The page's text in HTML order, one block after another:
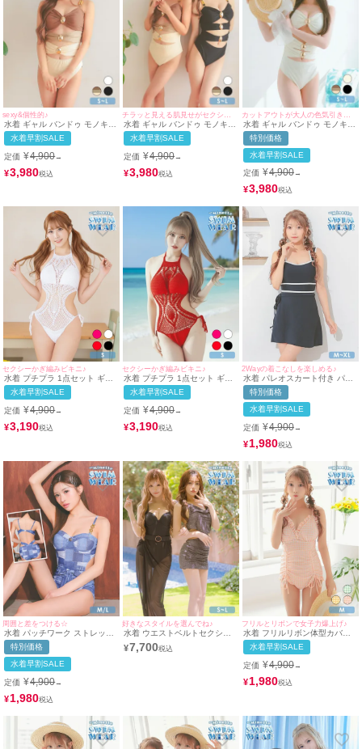
sexy&個性的♪
水着 ギャル バンドゥ モノキニ
シャーリング カットアウト ビ
キニ (ブラウン×ベージュ/早河
ルカ着用 ブラック/若林萌々着
用)
水着早割SALE
定価 ¥4,900→
¥3,980
水着 ギャル バンドゥ モノキニ
シャーリング カットアウト ビ
キニ (ブラウン×ベージュ/早河
ルカ着用 ブラック/若林萌々着
用)
水着早割SALE
定価 ¥4,900→
¥3,980
水着 ギャル バンドゥ モノキニ
シャーリング カットアウト ビ
キニ (アイボリー/雨宮由乙花着
用)
特別価格
水着早割SALE
定価 ¥4,900→
¥3,980
セクシーかぎ編みビキニ♪
水着 プチプラ 1点セット ギャ
ル ホルターネック オールイン
ワン 編み上げ メッシュ かぎ編
み 白 ビキニ (Sサイズ対応) |
myMinette/マイミネット
水着早割SALE
定価 ¥4,900→
¥3,190
セクシーかぎ編みビキニ♪
水着 プチプラ 1点セット ギャ
ル ホルターネック オールイン
ワン 編み上げ メッシュ セクシ
ー 赤 ビキニ (Sサイズ対応) |
myMinette/マイミネット
水着早割SALE
定価 ¥4,900→
¥3,190
2Wayの着こなしを楽しめる♪
水着 パレオスカート付き パイ
ピング ガーリー 2way モノキ
ニ ビキニ (ブラック/早河ルカ
着用)
特別価格
水着早割SALE
定価 ¥4,900→
¥1,980
周囲と差をつける☆
水着 パッチワーク ストレッチ
デニム ギャル モノキニ ウエス
トリボン 体型カバー カットア
ウト ビキニ (ブルー/MIYABI着
用)
特別価格
水着早割SALE
定価 ¥4,900→
¥1,980
好きなスタイルを選んでね♪
水着 ウエストベルトセクシー
シアースカート付きモノキニビ
キニ&ホルターネックビスチェ
¥7,700
フリルとリボンで女子力爆上げ♪
水着 フリルリボン体型カバー
ガーリーギンガムチェックモノ
キニビキニ
水着早割SALE
定価 ¥4,900→
¥1,980